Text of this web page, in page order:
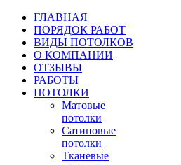
ГЛАВНАЯ
ПОРЯДОК РАБОТ
ВИДЫ ПОТОЛКОВ
О КОМПАНИИ
ОТЗЫВЫ
РАБОТЫ
ПОТОЛКИ
Матовые
потолки
Сатиновые
потолки
Тканевые